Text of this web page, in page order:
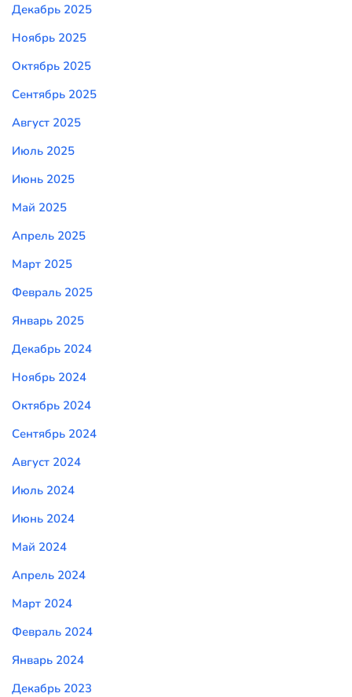
Декабрь 2025
Ноябрь 2025
Октябрь 2025
Сентябрь 2025
Август 2025
Июль 2025
Июнь 2025
Май 2025
Апрель 2025
Март 2025
Февраль 2025
Январь 2025
Декабрь 2024
Ноябрь 2024
Октябрь 2024
Сентябрь 2024
Август 2024
Июль 2024
Июнь 2024
Май 2024
Апрель 2024
Март 2024
Февраль 2024
Январь 2024
Декабрь 2023